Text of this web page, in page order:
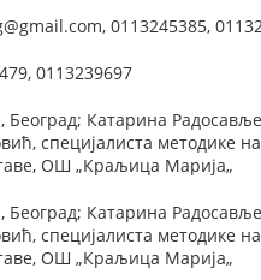
0113245385,
0113239697
Катарина
специјалиста методике
ОШ „Краљица Марија„
Катарина
специјалиста методике
ОШ „Краљица Марија„